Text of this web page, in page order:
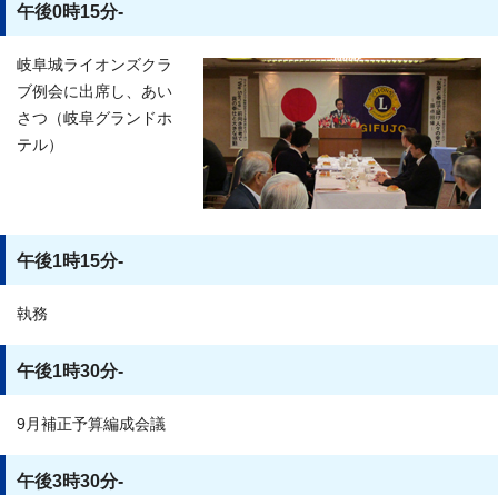
午後0時15分-
岐阜城ライオンズクラ
ブ例会に出席し、あい
さつ（岐阜グランドホ
テル）
午後1時15分-
執務
午後1時30分-
9月補正予算編成会議
午後3時30分-